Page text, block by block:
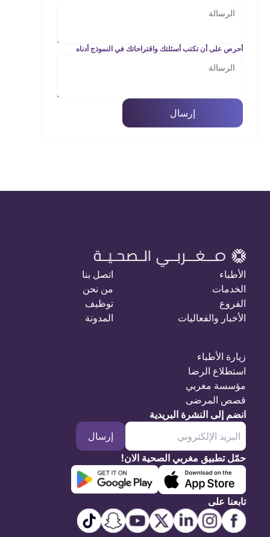
أحرص على أن تكتب أسئلتك واقتراحاتك في النموذج أدناه
إرسال
الأطباء
الخدمات
الفروع
الأخبار والفعاليات
اتصل بنا
من نحن
توظيف
المدونة
زيارة الأطباء
استطلاع الرضا
مؤسسة مغربي
قصص المرضى
انضم إلى النشرة البريدية
إرسال
حمّل تطبيق مغربي الصحية الان!
تابعنا على